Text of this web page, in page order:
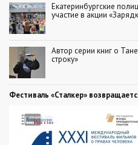
Екатеринбургские
участие в акции
Автор серии книг о
строку»
Фестиваль «Сталкер»